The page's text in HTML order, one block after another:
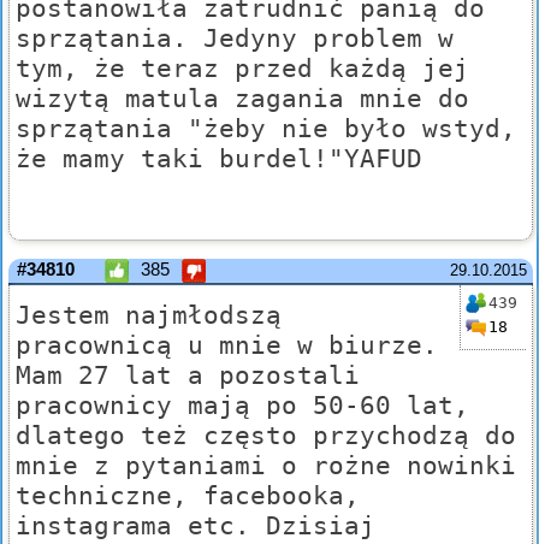
postanowiła zatrudnić panią do
sprzątania. Jedyny problem w
tym, że teraz przed każdą jej
wizytą matula zagania mnie do
sprzątania "żeby nie było wstyd,
że mamy taki burdel!"YAFUD
29.10.2015
#34810 385
439
18
Jestem najmłodszą
pracownicą u mnie w biurze.
Mam 27 lat a pozostali
pracownicy mają po 50-60 lat,
dlatego też często przychodzą do
mnie z pytaniami o rożne nowinki
techniczne, facebooka,
instagrama etc. Dzisiaj